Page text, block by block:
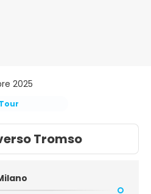
2025
Tour
Tromso